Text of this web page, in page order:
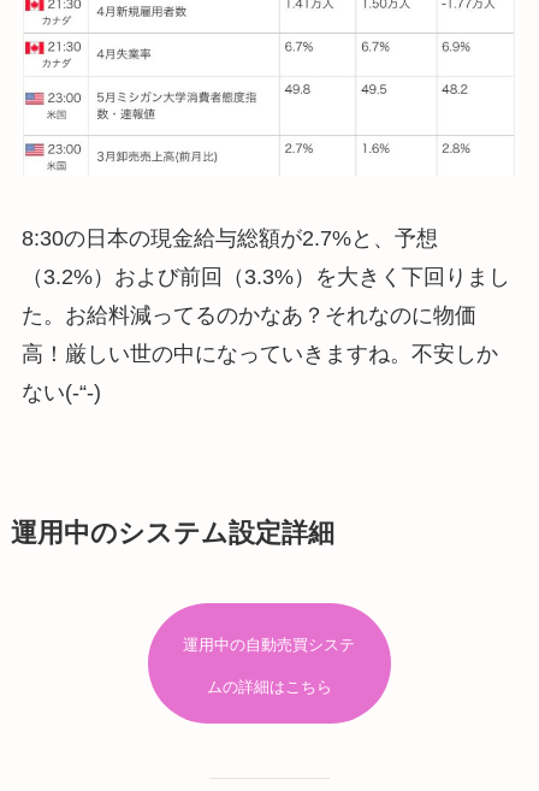
8:30の日本の現金給与総額が2.7%と、予想
（3.2%）および前回（3.3%）を大きく下回りまし
た。お給料減ってるのかなあ？それなのに物価
高！厳しい世の中になっていきますね。不安しか
ない(-“-)
運用中のシステム設定詳細
運用中の自動売買システ
ムの詳細はこちら